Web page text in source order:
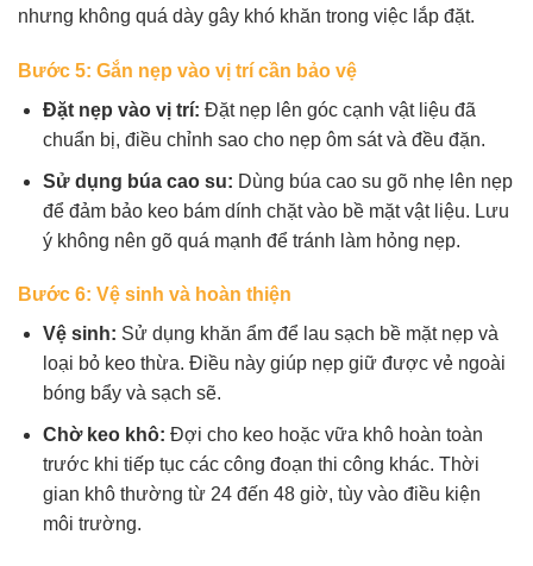
nhưng không quá dày gây khó khăn trong việc lắp đặt.
Bước 5: Gắn nẹp vào vị trí cần bảo vệ
Đặt nẹp vào vị trí: Đặt nẹp lên góc cạnh vật liệu đã
chuẩn bị, điều chỉnh sao cho nẹp ôm sát và đều đặn.
Sử dụng búa cao su: Dùng búa cao su gõ nhẹ lên nẹp
để đảm bảo keo bám dính chặt vào bề mặt vật liệu. Lưu
ý không nên gõ quá mạnh để tránh làm hỏng nẹp.
Bước 6: Vệ sinh và hoàn thiện
Vệ sinh: Sử dụng khăn ẩm để lau sạch bề mặt nẹp và
loại bỏ keo thừa. Điều này giúp nẹp giữ được vẻ ngoài
bóng bẩy và sạch sẽ.
Chờ keo khô: Đợi cho keo hoặc vữa khô hoàn toàn
trước khi tiếp tục các công đoạn thi công khác. Thời
gian khô thường từ 24 đến 48 giờ, tùy vào điều kiện
môi trường.